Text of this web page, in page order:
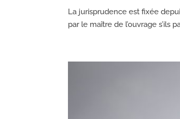
La jurisprudence est fixée
par le maître de l’ouvrage s’ils